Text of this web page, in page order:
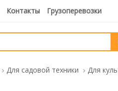
Контакты Грузоперевозки
Для садовой техники
Для